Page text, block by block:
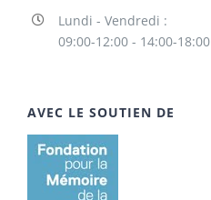
Lundi - Vendredi :
09:00-12:00 - 14:00-18:00
AVEC LE SOUTIEN DE